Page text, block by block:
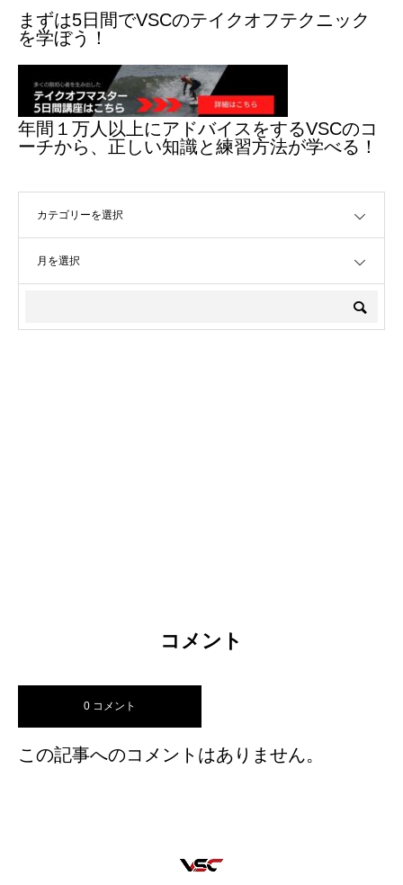
まずは5日間でVSCのテイクオフテクニック
を学ぼう！
年間１万人以上にアドバイスをするVSCのコ
ーチから、正しい知識と練習方法が学べる！
コメント
0 コメント
この記事へのコメントはありません。